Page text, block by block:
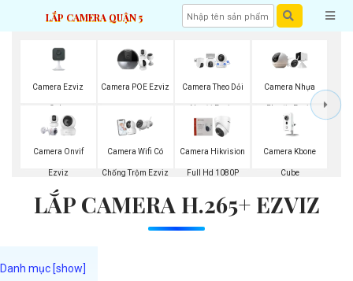
LẮP CAMERA QUẬN 5
Camera Ezviz
Cube
Camera POE Ezviz Camera Theo Dỏi
Người Ezviz
Camera Nhựa
Plastic Ezviz
Camera Onvif
Ezviz
Camera Wifi Có
Chống Trộm Ezviz
Camera Hikvision
Full Hd 1080P
Camera Kbone
Cube
LẮP CAMERA H.265+ EZVIZ